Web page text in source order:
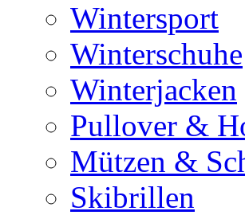
Wintersport
Winterschuhe
Winterjacken
Pullover &
Mützen &
Skibrillen